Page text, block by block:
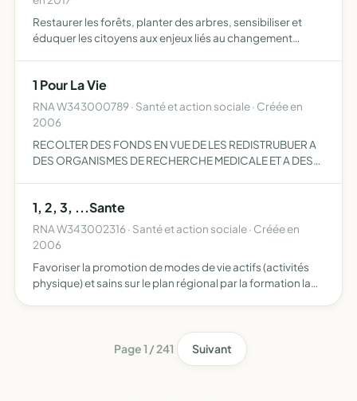
Restaurer les forêts, planter des arbres, sensibiliser et
éduquer les citoyens aux enjeux liés au changement
1 Pour La Vie
RNA W343000789 · Santé et action sociale · Créée en
2006
RECOLTER DES FONDS EN VUE DE LES REDISTRUBUER A
DES ORGANISMES DE RECHERCHE MEDICALE ET A DES
1, 2, 3, ...Sante
RNA W343002316 · Santé et action sociale · Créée en
2006
Favoriser la promotion de modes de vie actifs (activités
physique) et sains sur le plan régional par la formation la
Page 1 / 241 Suivant